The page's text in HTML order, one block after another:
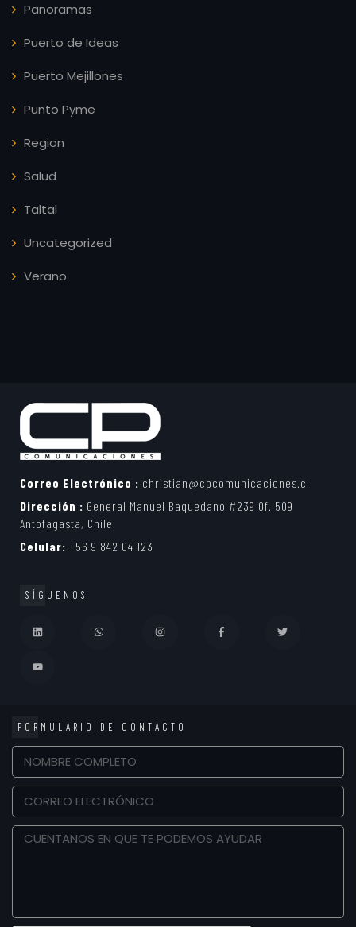
Panoramas
Puerto de Ideas
Puerto Mejillones
Punto Pyme
Region
Salud
Taltal
Uncategorized
Verano
Correo Electrónico : christian@cpcomunicaciones.cl
Dirección : General Manuel Baquedano #239 Of. 509
Antofagasta, Chile
Celular: +56 9 842 04 123
SÍGUENOS
FORMULARIO DE CONTACTO